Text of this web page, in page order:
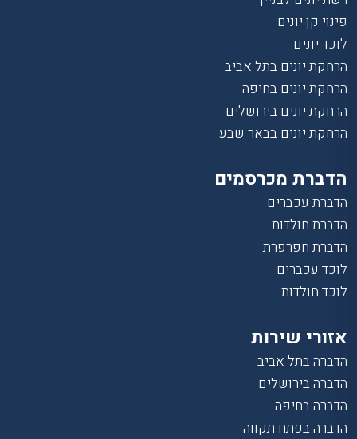
פינוי קן יונים
לוכד יונים
הרחקת יונים בתל אביב
הרחקת יונים בחיפה
הרחקת יונים בירושלים
הרחקת יונים בבאר שבע
הדברת מכרסמים
הדברת עכברים
הדברת חולדות
הדברת חפרפרת
לוכד עכברים
לוכד חולדות
אזורי שירות
הדברה בתל אביב
הדברה בירושלים
הדברה בחיפה
הדברה בפתח תקווה